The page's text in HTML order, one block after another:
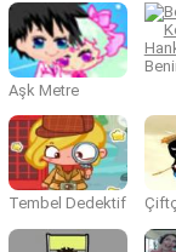
Aşk Metre
Tembel Dedektif